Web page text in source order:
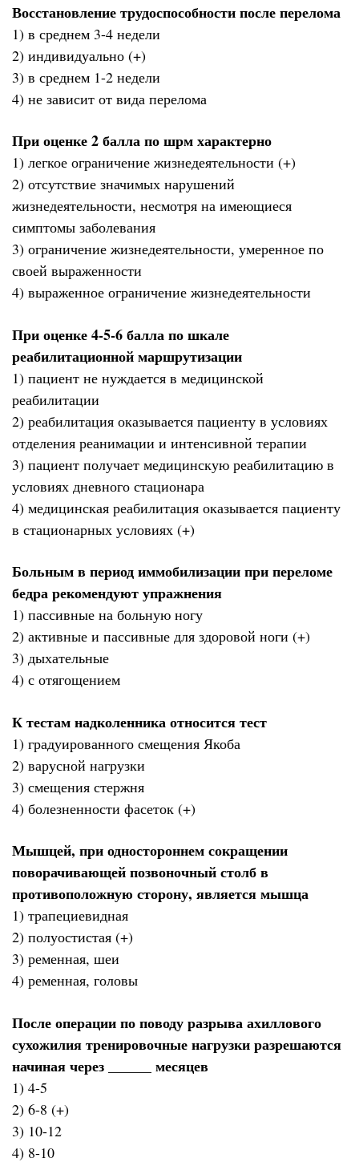
Восстановление трудоспособности после перелома
1) в среднем 3-4 недели
2) индивидуально (+)
3) в среднем 1-2 недели
4) не зависит от вида перелома
При оценке 2 балла по шрм характерно
1) легкое ограничение жизнедеятельности (+)
2) отсутствие значимых нарушений
жизнедеятельности, несмотря на имеющиеся
симптомы заболевания
3) ограничение жизнедеятельности, умеренное по
своей выраженности
4) выраженное ограничение жизнедеятельности
При оценке 4-5-6 балла по шкале
реабилитационной маршрутизации
1) пациент не нуждается в медицинской
реабилитации
2) реабилитация оказывается пациенту в условиях
отделения реанимации и интенсивной терапии
3) пациент получает медицинскую реабилитацию в
условиях дневного стационара
4) медицинская реабилитация оказывается пациенту
в стационарных условиях (+)
Больным в период иммобилизации при переломе
бедра рекомендуют упражнения
1) пассивные на больную ногу
2) активные и пассивные для здоровой ноги (+)
3) дыхательные
4) с отягощением
К тестам надколенника относится тест
1) градуированного смещения Якоба
2) варусной нагрузки
3) смещения стержня
4) болезненности фасеток (+)
Мышцей, при одностороннем сокращении
поворачивающей позвоночный столб в
противоположную сторону, является мышца
1) трапециевидная
2) полуостистая (+)
3) ременная, шеи
4) ременная, головы
После операции по поводу разрыва ахиллового
сухожилия тренировочные нагрузки разрешаются
начиная через ______ месяцев
1) 4-5
2) 6-8 (+)
3) 10-12
4) 8-10